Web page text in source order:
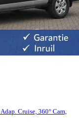
Cruise, 360° Cam,